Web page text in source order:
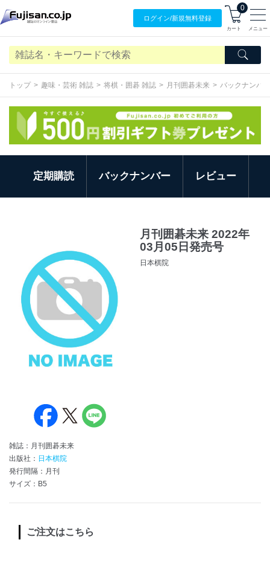
ログイン/新規無料登録
0
カート メニュー
トップ 趣味・芸術 雑誌 将棋・囲碁 雑誌 月刊囲碁未来 バックナンバー
定期購読 バックナンバー レビュー
雑誌：月刊囲碁未来
出版社： 日本棋院
発行間隔：月刊
サイズ：B5
月刊囲碁未来 2022年
03月05日発売号
日本棋院
ご注文はこちら